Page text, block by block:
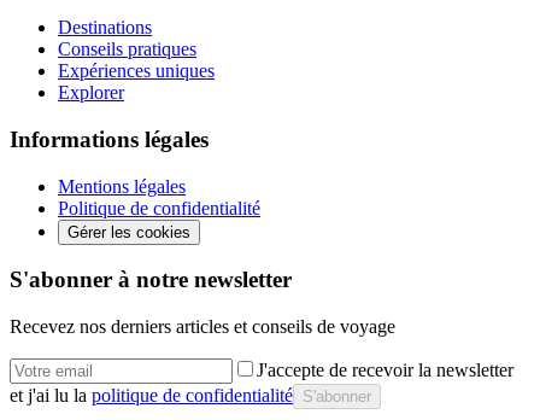
Destinations
Conseils pratiques
Expériences uniques
Explorer
Informations légales
Mentions légales
Politique de confidentialité
Gérer les cookies
S'abonner à notre newsletter
Recevez nos derniers articles et conseils de voyage
J'accepte de recevoir la newsletter
et j'ai lu la politique de confidentialité S'abonner